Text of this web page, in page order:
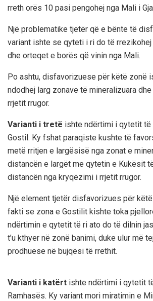
rreth orës 10 pasi pengohej nga Mali i
Një problematike tjetër që e bënte të
variant ishte se qyteti i ri do të
dhe orteqet e borës që vinin nga Mali.
Po ashtu, disfavorizuese për këtë zonë
ndodhej larg zonave të mineralizuara
rrjetit rrugor.
Varianti i tretë ishte ndërtimi i qytetit
Gostil. Ky fshat paraqiste kushte të
metë rritjen e largësisë nga zonat e
distancën e largët me qytetin e Kukësit
distancën nga kryqëzimi i rrjetit rrugor.
Një element tjetër disfavorizues për
fakti se zona e Gostilit kishte toka
ndërtimin e qytetit të ri ato do të dilnin
t’u kthyer në zonë banimi, duke ulur më
prodhuese në bujqësi të rrethit.
Varianti i katërt ishte ndërtimi i qytetit
Ramhasës. Ky variant mori miratimin e